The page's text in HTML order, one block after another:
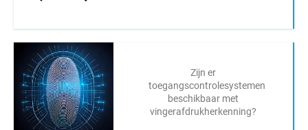
Zijn er
toegangscontrolesystemen
beschikbaar met
vingerafdrukherkenning?